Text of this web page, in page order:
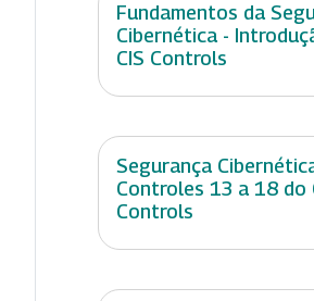
Fundamentos da
Cibernética -
CIS Controls
Segurança
Controles 13 a 18 do
Controls